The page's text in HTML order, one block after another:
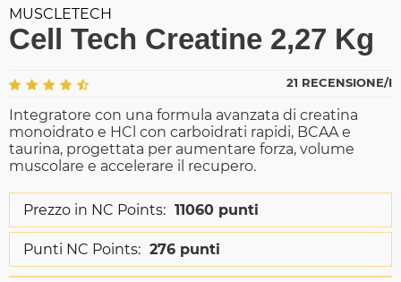
MUSCLETECH
Cell Tech Creatine 2,27 Kg
21 RECENSIONE/I
Integratore con una formula avanzata di creatina
monoidrato e HCl con carboidrati rapidi, BCAA e
taurina, progettata per aumentare forza, volume
muscolare e accelerare il recupero.
Prezzo in NC Points: 11060 punti
Punti NC Points: 276 punti